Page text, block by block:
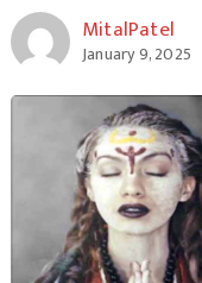
MitalPatel
January 9, 2025